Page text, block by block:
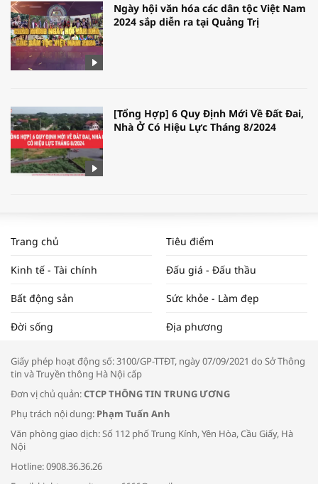
Ngày hội văn hóa các dân tộc Việt Nam
2024 sắp diễn ra tại Quảng Trị
[Tổng Hợp] 6 Quy Định Mới Về Đất Đai,
Nhà Ở Có Hiệu Lực Tháng 8/2024
NAM NĂM 2024 VÀ NĂM 2025 | NHỊP
ĐẬP THỊ TRƯỜNG #62
Tọa đàm “Xúc tiến thương mại: Khơi
Bác sĩ tư vấn cách phòng tránh bệnh
đường hô hấp trong thời tiết giao mùa
Trang chủ Tiêu điểm
Kinh tế - Tài chính Đấu giá - Đấu thầu
Bất động sản Sức khỏe - Làm đẹp
Đời sống Địa phương
Giấy phép hoạt động số: 3100/GP-TTĐT, ngày 07/09/2021 do Sở Thông
tin và Truyền thông Hà Nội cấp
Đơn vị chủ quản:CTCP THÔNG TIN TRUNG ƯƠNG
Phụ trách nội dung: Phạm Tuấn Anh
Văn phòng giao dịch: Số 112 phố Trung Kính, Yên Hòa, Cầu Giấy, Hà
Nội
Hotline: 0908.36.36.26